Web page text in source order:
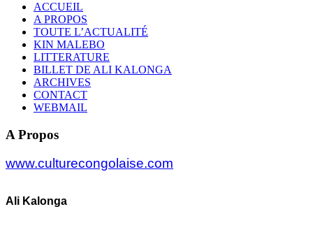
ACCUEIL
A PROPOS
TOUTE L’ACTUALITÉ
KIN MALEBO
LITTERATURE
BILLET DE ALI KALONGA
ARCHIVES
CONTACT
WEBMAIL
A Propos
www.culturecongolaise.com
Ali Kalonga